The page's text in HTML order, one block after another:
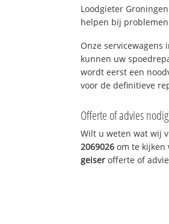
Loodgieter
helpen bij
Onze
kunnen uw
wordt eerst een
voor de definitieve
Offerte of advies
Wilt u weten wat wij
2069026 om te kijken
geiser offerte of